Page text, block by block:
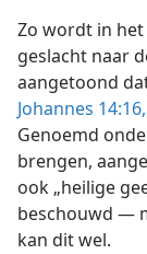
Zo wordt in
geslacht naar
aangetoond
Johannes
Genoemd
brengen,
ook „heilige
beschouwd —
kan dit wel.